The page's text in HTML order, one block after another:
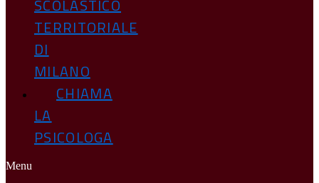
SCOLASTICO
TERRITORIALE
DI
MILANO
CHIAMA
LA
PSICOLOGA
Menu